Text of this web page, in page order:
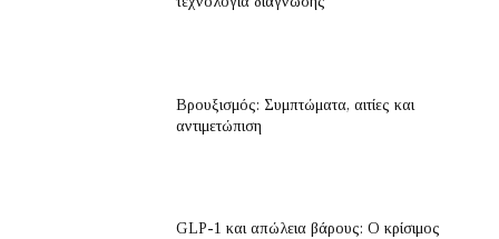
Βρουξισμός: Συμπτώματα, αιτίες και
αντιμετώπιση
GLP-1 και απώλεια βάρους: Ο κρίσιμος